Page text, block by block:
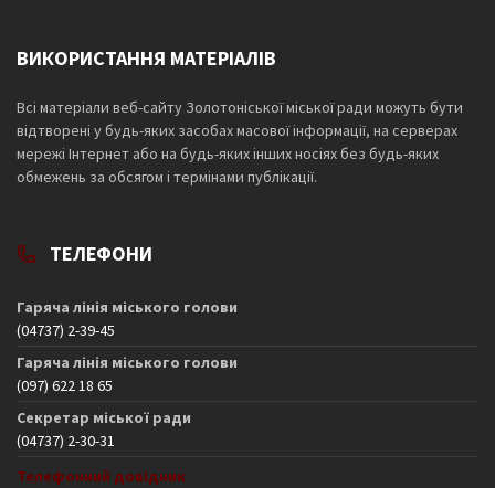
ВИКОРИСТАННЯ МАТЕРІАЛІВ
Всі матеріали веб-сайту Золотоніської міської ради можуть бути
відтворені у будь-яких засобах масової інформації, на серверах
мережі Інтернет або на будь-яких інших носіях без будь-яких
обмежень за обсягом і термінами публікації.
ТЕЛЕФОНИ
Гаряча лінія міського голови
(04737) 2-39-45
Гаряча лінія міського голови
(097) 622 18 65
Секретар міської ради
(04737) 2-30-31
Телефонний довідник